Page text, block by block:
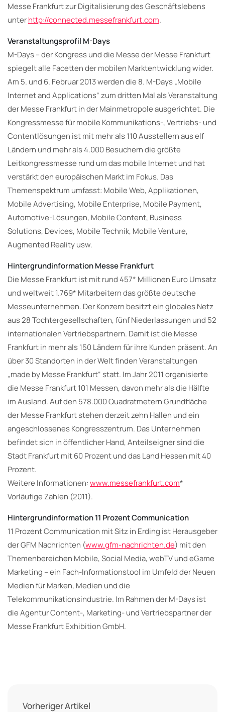
Messe Frankfurt zur Digitalisierung des Geschäftslebens
unterhttp://connected.messefrankfurt.com.
Veranstaltungsprofil M-Days
M-Days – der Kongress und die Messe der Messe Frankfurt
spiegelt alle Facetten der mobilen Marktentwicklung wider.
Am 5. und 6. Februar 2013 werden die 8. M-Days „Mobile
Internet and Applications“ zum dritten Mal als Veranstaltung
der Messe Frankfurt in der Mainmetropole ausgerichtet. Die
Kongressmesse für mobile Kommunikations-, Vertriebs- und
Contentlösungen ist mit mehr als 110 Ausstellern aus elf
Ländern und mehr als 4.000 Besuchern die größte
Leitkongressmesse rund um das mobile Internet und hat
verstärkt den europäischen Markt im Fokus. Das
Themenspektrum umfasst: Mobile Web, Applikationen,
Mobile Advertising, Mobile Enterprise, Mobile Payment,
Automotive-Lösungen, Mobile Content, Business
Solutions, Devices, Mobile Technik, Mobile Venture,
Augmented Reality usw.
Hintergrundinformation Messe Frankfurt
Die Messe Frankfurt ist mit rund 457* Millionen Euro Umsatz
und weltweit 1.769* Mitarbeitern das größte deutsche
Messeunternehmen. Der Konzern besitzt ein globales Netz
aus 28 Tochtergesellschaften, fünf Niederlassungen und 52
internationalen Vertriebspartnern. Damit ist die Messe
Frankfurt in mehr als 150 Ländern für ihre Kunden präsent. An
über 30 Standorten in der Welt finden Veranstaltungen
„made by Messe Frankfurt“ statt. Im Jahr 2011 organisierte
die Messe Frankfurt 101 Messen, davon mehr als die Hälfte
im Ausland. Auf den 578.000 Quadratmetern Grundfläche
der Messe Frankfurt stehen derzeit zehn Hallen und ein
angeschlossenes Kongresszentrum. Das Unternehmen
befindet sich in öffentlicher Hand, Anteilseigner sind die
Stadt Frankfurt mit 60 Prozent und das Land Hessen mit 40
Prozent.
Weitere Informationen:www.messefrankfurt.com*
Vorläufige Zahlen (2011).
Hintergrundinformation 11 Prozent Communication
11 Prozent Communication mit Sitz in Erding ist Herausgeber
der GFM Nachrichten (www.gfm-nachrichten.de) mit den
Themenbereichen Mobile, Social Media, webTV und eGame
Marketing – ein Fach-Informationstool im Umfeld der Neuen
Medien für Marken, Medien und die
Telekommunikationsindustrie. Im Rahmen der M-Days ist
die Agentur Content-, Marketing- und Vertriebspartner der
Messe Frankfurt Exhibition GmbH.
Vorheriger Artikel